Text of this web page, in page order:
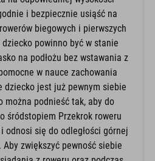
i bezpiecznie usiąść na
biegowych i pierwszych
dziecko powinno być w stanie
na podłożu bez wstawania z
w nauce zachowania
dziecko jest już pewnym siebie
można podnieść tak, aby do
śródstopiem Przekrok roweru
i odnosi się do odległości górnej
Aby zwiększyć pewność siebie
z roweru oraz podczas